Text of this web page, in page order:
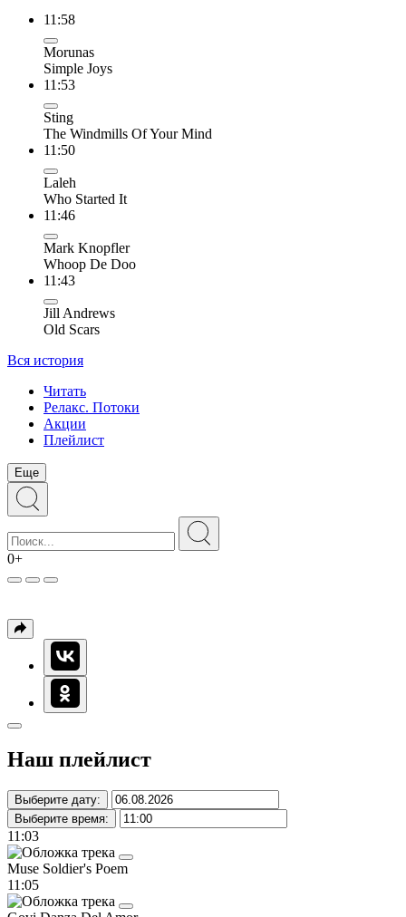
11:58
Morunas
Simple Joys
11:53
Sting
The Windmills Of Your Mind
11:50
Laleh
Who Started It
11:46
Mark Knopfler
Whoop De Doo
11:43
Jill Andrews
Old Scars
Вся история
Читать
Релакс. Потоки
Акции
Плейлист
Еще
0+
Наш плейлист
Выберите дату:
Выберите время:
11:03
Muse Soldier's Poem
11:05